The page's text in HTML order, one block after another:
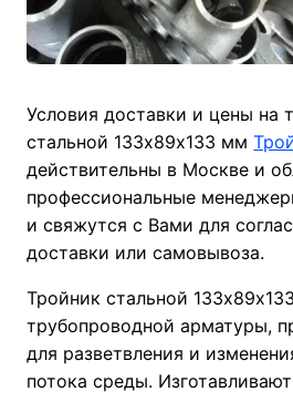
Условия доставки и цены на
стальной 133х89х133 мм
действительны в Москве и
профессиональные
и свяжутся с Вами для
доставки или самовывоза.
Тройник стальной
трубопроводной арматуры,
для разветвления и
потока среды.